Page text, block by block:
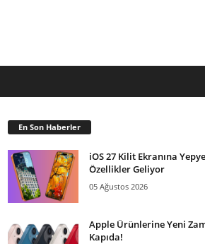
En Son Haberler
iOS 27 Kilit Ekranına
Özellikler Geliyor
05 Ağustos 2026
Apple Ürünlerine Yeni
Kapıda!